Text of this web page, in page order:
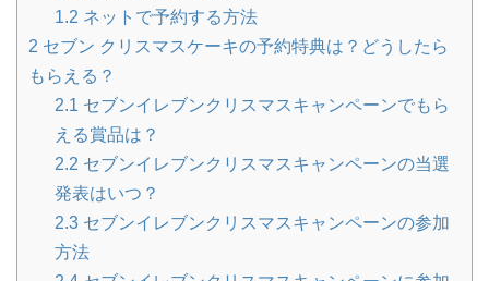
1.2 ネットで予約する方法
2 セブン クリスマスケーキの予約特典は？どうしたら
もらえる？
2.1 セブンイレブンクリスマスキャンペーンでもら
える賞品は？
2.2 セブンイレブンクリスマスキャンペーンの当選
発表はいつ？
2.3 セブンイレブンクリスマスキャンペーンの参加
方法